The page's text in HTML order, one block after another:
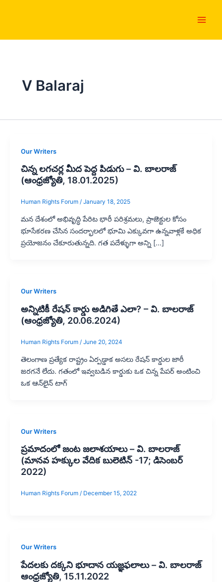
V Balaraj
Our Writers
చిన్న లగచర్ల మీద పెద్ద పిడుగు – వి. బాలరాజ్‌
(ఆంధ్రజ్యోతి, 18.01.2025)
Human Rights Forum / January 18, 2025
మన దేశంలో అభివృద్ధి పేరిట భారీ పరిశ్రమలు, ప్రాజెక్టుల కోసం
భూసేకరణ చేసిన సందర్భాలలో భూమి ఎక్కువగా ఉన్నవాళ్లకే అధిక
ప్రయోజనం చేకూరుతున్నది. గత పదేళ్ళుగా అన్ని […]
Our Writers
అన్నిటికీ రేషన్ కార్డు అడిగితే ఎలా? – వి. బాలరాజ్‌
(ఆంధ్రజ్యోతి, 20.06.2024)
Human Rights Forum / June 20, 2024
తెలంగాణ ప్రత్యేక రాష్ట్రం ఏర్పడ్డాక అసలు రేషన్‌ కార్డుల జారీ
జరగనే లేదు. గతంలో ఇవ్వబడిన కార్డుకు ఒక చిన్న పేపర్‌ అంటించి
ఒక ఆన్‌లైన్ టాగ్‌
Our Writers
ప్రమాదంలో జంట జలాశయాలు – వి. బాలరాజ్‌
(మానవ హక్కుల వేదిక బులెటిన్ -17; డిసెంబర్
2022)
Human Rights Forum / December 15, 2022
Our Writers
పేదలకు దక్కని భూదాన యజ్ఞఫలాలు – వి. బాలరాజ్‌
ఆంధ్రజ్యోతి, 15.11.2022